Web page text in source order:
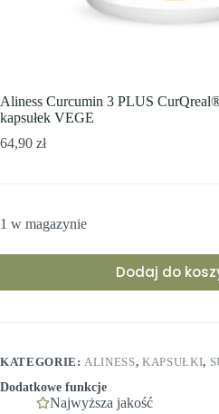
Aliness Curcumin 3 PLUS
kapsułek VEGE
64,90 zł
1 w magazynie
Dodaj do
KATEGORIE: ALINESS,KAPSUŁKI,
Dodatkowe funkcje
Najwyższa jakość